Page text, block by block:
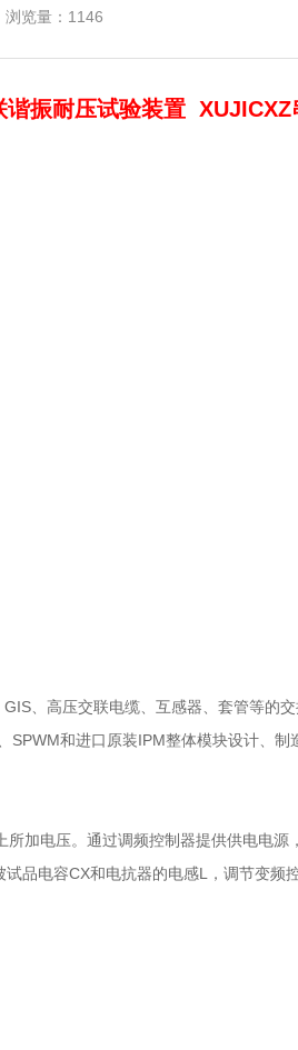
览量：1146
振耐压试验装置 XUJICXZ
、高压交联电缆、互感器、套管等的
和进口原装IPM整体模块设计、
加电压。通过调频控制器提供供电电
电容CX和电抗器的电感L，调节变频